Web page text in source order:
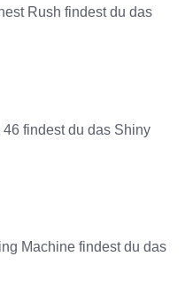
Rush findest du das
46 findest du das Shiny
Machine findest du das